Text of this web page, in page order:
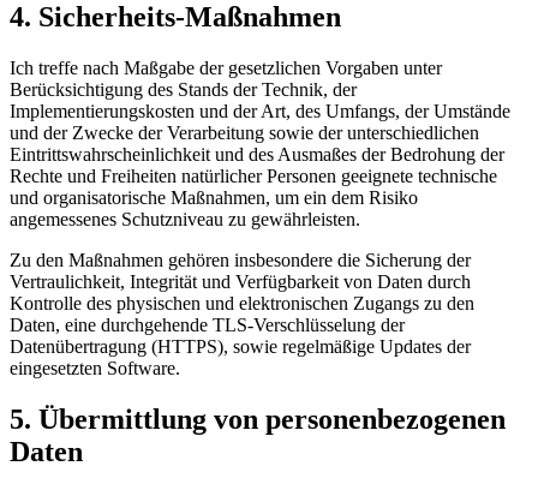
4. Sicherheits-Maßnahmen
Ich treffe nach Maßgabe der gesetzlichen Vorgaben unter
Berücksichtigung des Stands der Technik, der
Implementierungskosten und der Art, des Umfangs, der Umstände
und der Zwecke der Verarbeitung sowie der unterschiedlichen
Eintrittswahrscheinlichkeit und des Ausmaßes der Bedrohung der
Rechte und Freiheiten natürlicher Personen geeignete technische
und organisatorische Maßnahmen, um ein dem Risiko
angemessenes Schutzniveau zu gewährleisten.
Zu den Maßnahmen gehören insbesondere die Sicherung der
Vertraulichkeit, Integrität und Verfügbarkeit von Daten durch
Kontrolle des physischen und elektronischen Zugangs zu den
Daten, eine durchgehende TLS-Verschlüsselung der
Datenübertragung (HTTPS), sowie regelmäßige Updates der
eingesetzten Software.
5. Übermittlung von personenbezogenen
Daten